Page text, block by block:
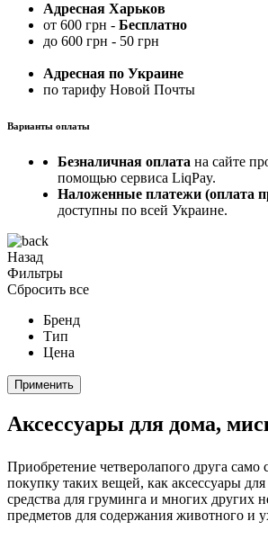
Адресная Харьков
от 600 грн - Бесплатно
до 600 грн - 50 грн
Адресная по Украине
по тарифу Новой Почты
Варианты оплаты
Безналичная оплата на сайте
помощью сервиса LiqPay.
Наложенные платежи (оплата
доступны по всей Украине.
Назад
Фильтры
Сбросить все
Бренд
Тип
Цена
Применить
Аксессуары для дома,
Приобретение четверолапого друга само
покупку таких вещей, как аксессуары
средства для груминга и многих других
предметов для содержания животного и